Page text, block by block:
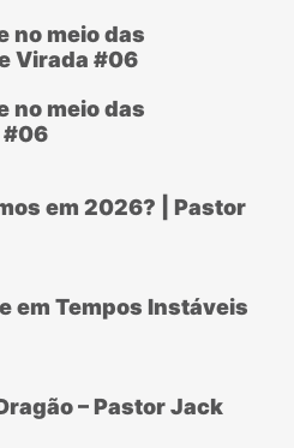
no meio das
Virada #06
no meio das
#06
em 2026? | Pastor
em Tempos Instáveis
– Pastor Jack